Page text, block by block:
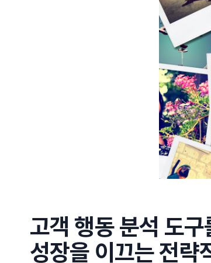
정부지원사업
고객 행동 분석 도
성장을 이끄는 전략